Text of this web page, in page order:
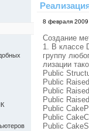
8 февраля 2009
Создание
1. В классе
группу
лизации
Public
Public
Public
Public
Public
Public
Public